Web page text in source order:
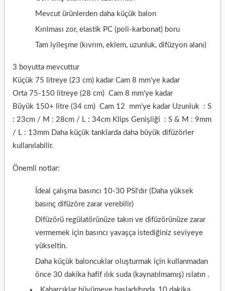
Mevcut ürünlerden daha küçük balon
Kırılması zor, elastik PC (poli-karbonat) boru
Tam iyileşme (kıvrım, eklem, uzunluk, difüzyon alanı)
3 boyutta mevcuttur
Küçük 75 litreye (23 cm) kadar Cam 8 mm'ye kadar
Orta 75-150 litreye (28 cm) Cam 8 mm'ye kadar
Büyük 150+ litre (34 cm) Cam 12
mm'ye kadar Uzunluk
: S
: 23cm / M : 28cm / L : 34cm Klips Genişliği
: S & M : 9mm
/ L : 13mm Daha küçük tanklarda daha büyük difüzörler
kullanılabilir.
Önemli notlar:
İdeal çalışma basıncı 10-30 PSI'dır(Daha yüksek
basınç difüzöre zarar verebilir)
Difüzörü regülatörünüze takın ve difüzörünüze zarar
vermemek için basıncı yavaşça istediğiniz seviyeye
yükseltin.
Daha küçük baloncuklar oluşturmak için kullanmadan
önce 30 dakika hafif ılık suda (kaynatılmamış) ıslatın .